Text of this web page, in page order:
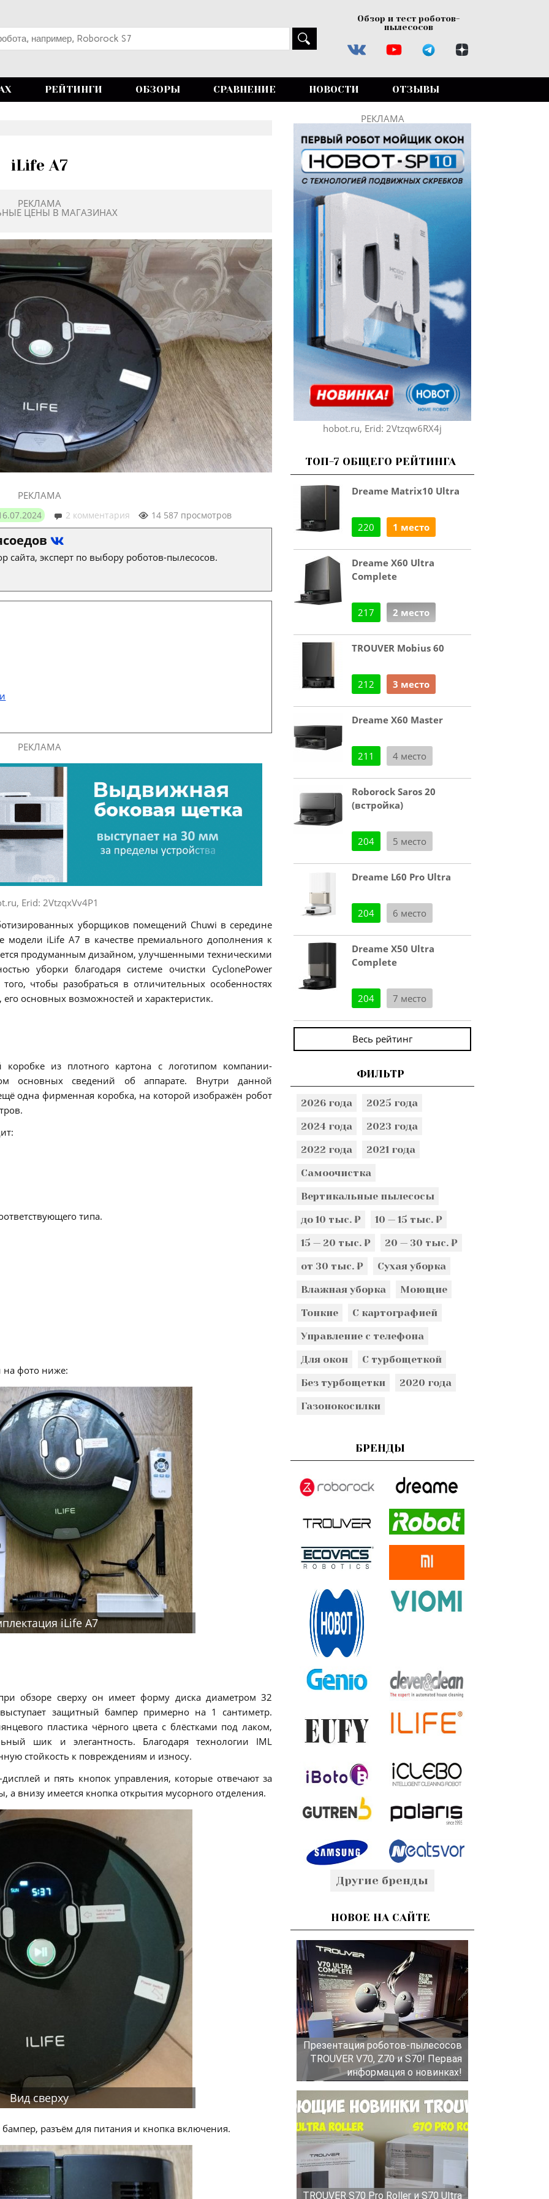
Обзор и тест роботов-
пылесосов
РЕЙТИНГИ ОБЗОРЫ СРАВНЕНИЕ НОВОСТИ ОТЗЫВЫ
iLife A7
РЕКЛАМА
ЦЕНЫ В МАГАЗИНАХ
РЕКЛАМА
2 комментария 14 587 просмотров
сайта, эксперт по выбору роботов-пылесосов.
РЕКЛАМА
Erid: 2VtzqxVv4P1
уборщиков помещений Chuwi в середине
модели iLife A7 в качестве премиального дополнения к
продуманным дизайном, улучшенными техническими
уборки благодаря системе очистки CyclonePower
чтобы разобраться в отличительных особенностях
основных возможностей и характеристик.
коробке из плотного картона с логотипом компании-
основных сведений об аппарате. Внутри данной
одна фирменная коробка, на которой изображён робот
типа.
на фото ниже:
iLife A7
обзоре сверху он имеет форму диска диаметром 32
защитный бампер примерно на 1 сантиметр.
пластика чёрного цвета с блёстками под лаком,
шик и элегантность. Благодаря технологии IML
стойкость к повреждениям и износу.
и пять кнопок управления, которые отвечают за
внизу имеется кнопка открытия мусорного отделения.
Вид сверху
разъём для питания и кнопка включения.
РЕКЛАМА
hobot.ru, Erid: 2Vtzqw6RX4j
ТОП-7 ОБЩЕГО РЕЙТИНГА
Dreame Matrix10 Ultra
220 1 место
Dreame X60 Ultra
Complete
217 2 место
TROUVER Mobius 60
212 3 место
Dreame X60 Master
211 4 место
Roborock Saros 20
(встройка)
204 5 место
Dreame L60 Pro Ultra
204 6 место
Dreame X50 Ultra
Complete
204 7 место
Весь рейтинг
ФИЛЬТР
2026 года
2025 года
2024 года
2023 года
2022 года
2021 года
Самоочистка
Вертикальные пылесосы
до 10 тыс. ₽
10 — 15 тыс. ₽
15 — 20 тыс. ₽
20 — 30 тыс. ₽
от 30 тыс. ₽
Сухая уборка
Влажная уборка
Моющие
Тонкие
С картографией
Управление с телефона
Для окон
С турбощеткой
Без турбощетки
2020 года
Газонокосилки
БРЕНДЫ
Другие бренды
НОВОЕ НА САЙТЕ
Презентация роботов-пылесосов
TROUVER V70, Z70 и S70! Первая
информация о новинках!
TROUVER S70 Pro Roller и S70 Ultra